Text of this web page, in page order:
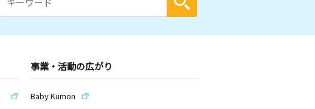
事業・活動の広がり
Baby Kumon